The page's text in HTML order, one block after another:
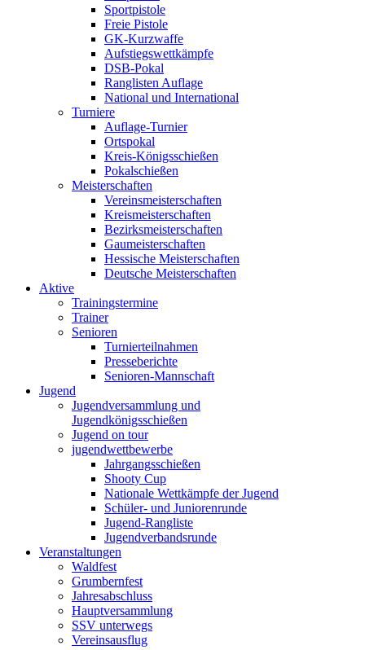
Sportpistole
Freie Pistole
GK-Kurzwaffe
Aufstiegswettkämpfe
DSB-Pokal
Ranglisten Auflage
National und International
Turniere
Auflage-Turnier
Ortspokal
Kreis-Königsschießen
Pokalschießen
Meisterschaften
Vereinsmeisterschaften
Kreismeisterschaften
Bezirksmeisterschaften
Gaumeisterschaften
Hessische Meisterschaften
Deutsche Meisterschaften
Aktive
Trainingstermine
Trainer
Senioren
Turnierteilnahmen
Presseberichte
Senioren-Mannschaft
Jugend
Jugendversammlung und
Jugendkönigsschießen
Jugend on tour
jugendwettbewerbe
Jahrgangsschießen
Shooty Cup
Nationale Wettkämpfe der Jugend
Schüler- und Juniorenrunde
Jugend-Rangliste
Jugendverbandsrunde
Veranstaltungen
Waldfest
Grumbernfest
Jahresabschluss
Hauptversammlung
SSV unterwegs
Vereinsausflug